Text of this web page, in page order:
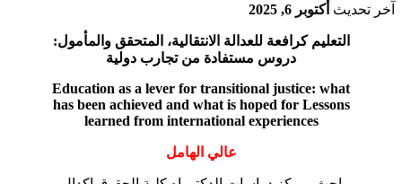
تحديثأكتوبر 6, 2025
التعليم كرافعة للعدالة الانتقالية، المتحقق والمأمول:
دروس مستفادة من تجارب دولية
Education as a lever for transitional justice: what
has been achieved and what is hoped for Lessons
learned from international experiences
عالي الهامل